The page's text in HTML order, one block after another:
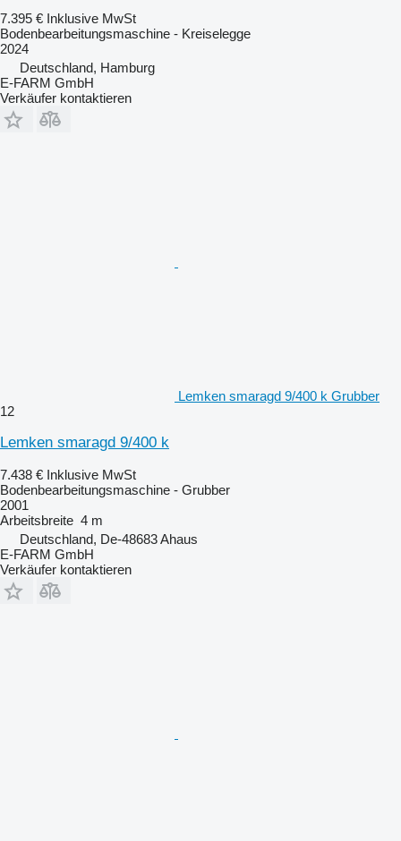
7.395 € Inklusive MwSt
Bodenbearbeitungsmaschine - Kreiselegge
2024
Deutschland, Hamburg
E-FARM GmbH
Verkäufer kontaktieren
Lemken smaragd 9/400 k Grubber
12
Lemken smaragd 9/400 k
7.438 € Inklusive MwSt
Bodenbearbeitungsmaschine - Grubber
2001
Arbeitsbreite 4 m
Deutschland, De-48683 Ahaus
E-FARM GmbH
Verkäufer kontaktieren